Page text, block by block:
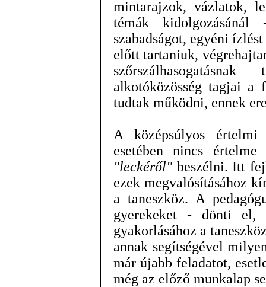
mintarajzok, vázlatok,
témák
szabadságot, egyéni
előtt tartaniuk,
alkotóközösség tagjai a
tudtak működni, ennek
A középsúlyos értelmi
esetében nincs
"leckéről" beszélni. Itt
ezek megvalósításához
a taneszköz. A
gyerekeket - dönti el,
gyakorlásához a
annak segítségével
már újabb feladatot,
még az előző munkalap